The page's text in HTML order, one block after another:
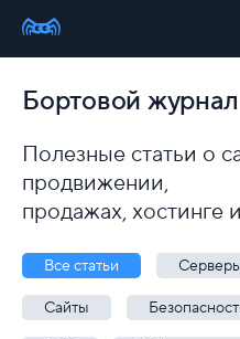
Бортовой журнал
Полезные статьи о
продвижении,
продажах, хостинге
Все статьи
Сайты